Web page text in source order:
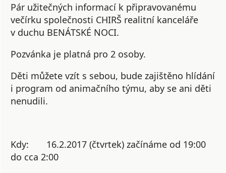
Pár užitečných informací k připravovanému
večírku společnosti CHIRŠ realitní kanceláře
v duchu BENÁTSKÉ NOCI.
Pozvánka je platná pro 2 osoby.
Děti můžete vzít s sebou, bude zajištěno hlídání
i program od animačního týmu, aby se ani děti
nenudili.
Kdy: 16.2.2017 (čtvrtek) začínáme od 19:00
do cca 2:00